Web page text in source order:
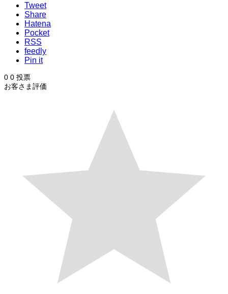
Tweet
Share
Hatena
Pocket
RSS
feedly
Pin it
0 0 投票
お客さま評価